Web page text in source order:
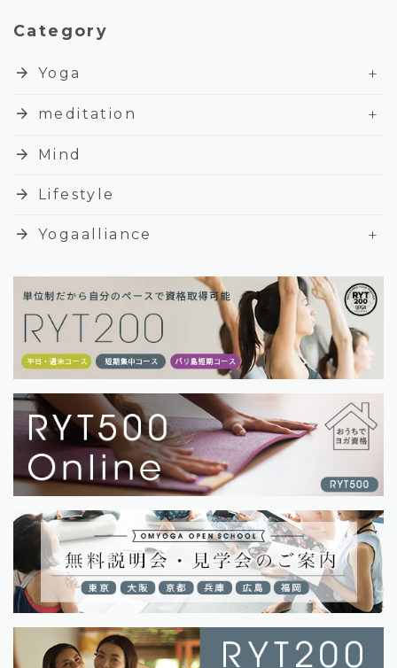
Category
arrow_forward Yoga
+
arrow_forward
meditation
+
arrow_forward
Mind
arrow_forward Lifestyle
arrow_forward Yogaalliance +